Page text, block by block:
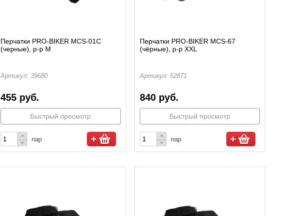
Перчатки PRO-BIKER MCS-01C
(черные), р-р M
Артикул: 39680
455 руб.
Быстрый просмотр
пар
Перчатки PRO-BIKER MCS-67
(чёрные), р-р XXL
Артикул: 52871
840 руб.
Быстрый просмотр
пар